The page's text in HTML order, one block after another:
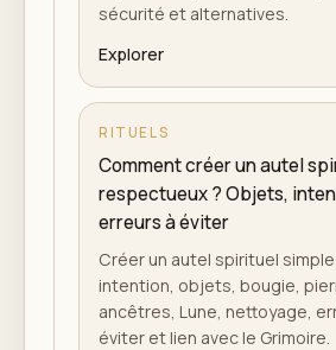
sécurité et alternatives.
Explorer
RITUELS
Comment créer un autel
respectueux ? Objets,
erreurs à éviter
Créer un autel spirituel
intention, objets, bougie,
ancêtres, Lune, nettoyage,
éviter et lien avec le Grimoire.